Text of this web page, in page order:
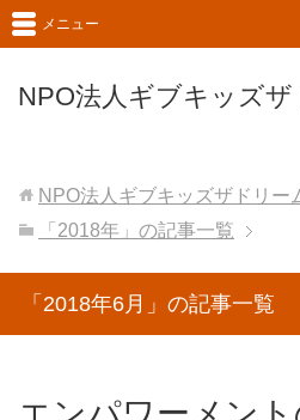
NPO法人ギブキッズザ
メニュー
NPO法人ギブキッズザドリー
「2018年」の記事一覧
「2018年6月」の記事一覧